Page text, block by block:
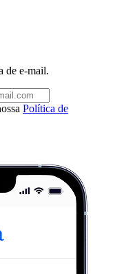
de e-mail.
Política de